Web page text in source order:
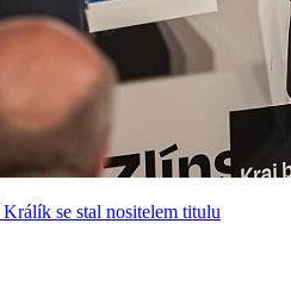
se stal nositelem titulu